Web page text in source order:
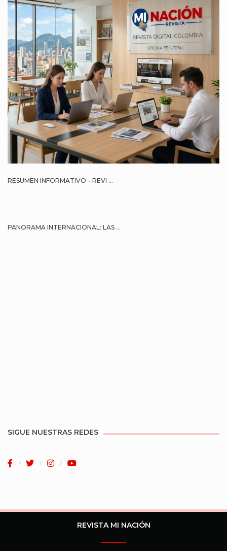
RESUMEN INFORMATIVO – REVI ...
PANORAMA INTERNACIONAL: LAS ...
SIGUE NUESTRAS REDES
REVISTA MI NACIÓN